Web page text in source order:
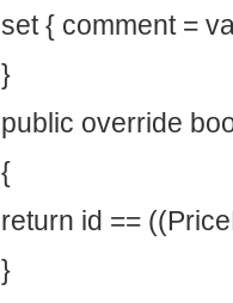
set { comment =
}
public override
{
return id ==
}